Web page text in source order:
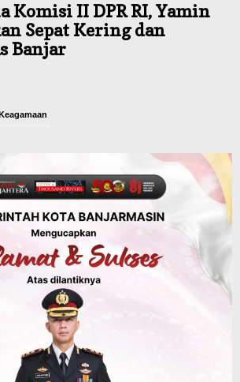
Komisi II DPR RI, Yamin
Sepat Kering dan
Banjar
30 Persen IKD Masih
DPR Turun Tangan
Pembangunan
Km 5,5 Sungai Lulut
dan Amblas,
6 Ton Lebih Tak
Melintas